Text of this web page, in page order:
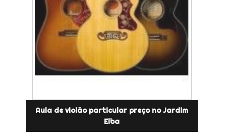
Aula de violão particular preço no Jardim
Elba